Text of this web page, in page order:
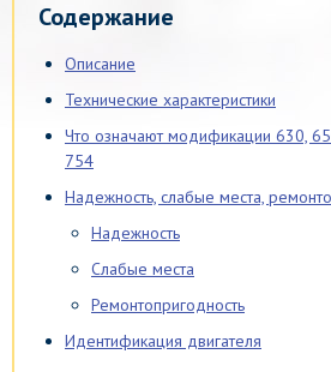
Содержание
Описание
Технические характеристики
Что означают модификации 630,
754
Надежность, слабые места,
Надежность
Слабые места
Ремонтопригодность
Идентификация двигателя